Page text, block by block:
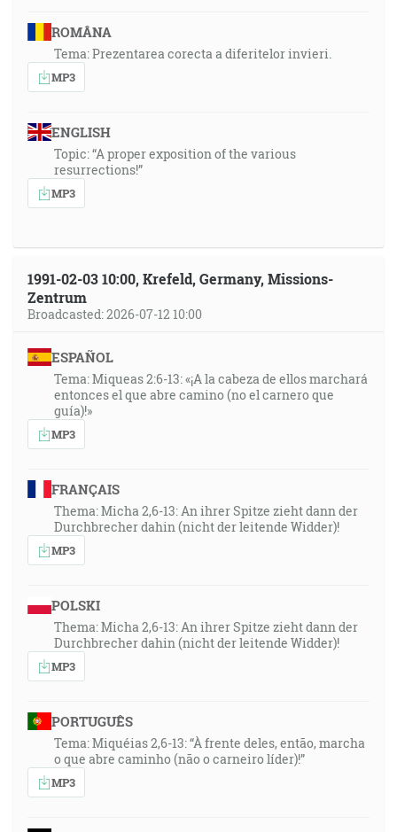
ROMÂNA
Tema: Prezentarea corecta a diferitelor invieri.
MP3
ENGLISH
Topic: “A proper exposition of the various
resurrections!”
MP3
1991-02-03 10:00, Krefeld, Germany, Missions-
Zentrum
Broadcasted: 2026-07-12 10:00
ESPAÑOL
Tema: Miqueas 2:6-13: «¡A la cabeza de ellos marchará
entonces el que abre camino (no el carnero que
guía)!»
MP3
FRANÇAIS
Thema: Micha 2,6-13: An ihrer Spitze zieht dann der
Durchbrecher dahin (nicht der leitende Widder)!
MP3
POLSKI
Thema: Micha 2,6-13: An ihrer Spitze zieht dann der
Durchbrecher dahin (nicht der leitende Widder)!
MP3
PORTUGUÊS
Tema: Miquéias 2,6-13: “À frente deles, então, marcha
o que abre caminho (não o carneiro líder)!”
MP3